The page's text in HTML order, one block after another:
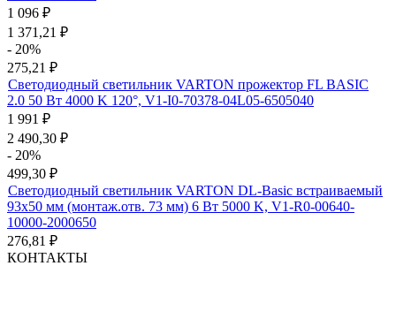
1 096 ₽
1 371,21 ₽
- 20%
275,21 ₽
Светодиодный светильник VARTON прожектор FL BASIC
2.0 50 Вт 4000 K 120°, V1-I0-70378-04L05-6505040
1 991 ₽
2 490,30 ₽
- 20%
499,30 ₽
Светодиодный светильник VARTON DL-Basic встраиваемый
93х50 мм (монтаж.отв. 73 мм) 6 Вт 5000 K, V1-R0-00640-
10000-2000650
276,81 ₽
КОНТАКТЫ